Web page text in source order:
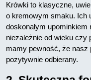
Krówki to klasyczne,
o kremowym smaku. Ich
doskonałym
niezależnie od wieku czy
mamy pewność, że
pozytywnie odbierany.